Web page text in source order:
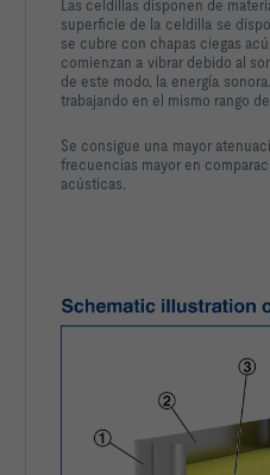
Las celdillas disponen de
superficie de la celdilla se
se cubre con chapas ciegas
comienzan a vibrar debido al
de este modo, la energía
trabajando en el mismo rango
Se consigue una mayor
frecuencias mayor en
acústicas.